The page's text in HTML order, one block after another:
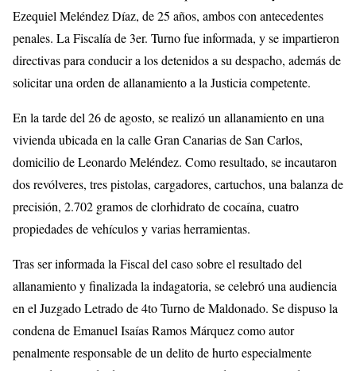
Ezequiel Meléndez Díaz, de 25 años, ambos con antecedentes
penales. La Fiscalía de 3er. Turno fue informada, y se impartieron
directivas para conducir a los detenidos a su despacho, además de
solicitar una orden de allanamiento a la Justicia competente.
En la tarde del 26 de agosto, se realizó un allanamiento en una
vivienda ubicada en la calle Gran Canarias de San Carlos,
domicilio de Leonardo Meléndez. Como resultado, se incautaron
dos revólveres, tres pistolas, cargadores, cartuchos, una balanza de
precisión, 2.702 gramos de clorhidrato de cocaína, cuatro
propiedades de vehículos y varias herramientas.
Tras ser informada la Fiscal del caso sobre el resultado del
allanamiento y finalizada la indagatoria, se celebró una audiencia
en el Juzgado Letrado de 4to Turno de Maldonado. Se dispuso la
condena de Emanuel Isaías Ramos Márquez como autor
penalmente responsable de un delito de hurto especialmente